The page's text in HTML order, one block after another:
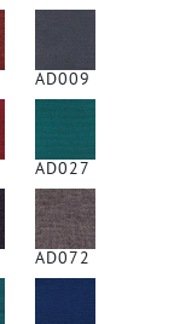
AD009
AD027
AD072